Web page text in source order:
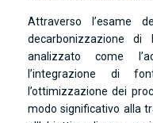
Attraverso l’esame
decarbonizzazione di
analizzato come
l’integrazione di
l’ottimizzazione dei
modo significativo alla